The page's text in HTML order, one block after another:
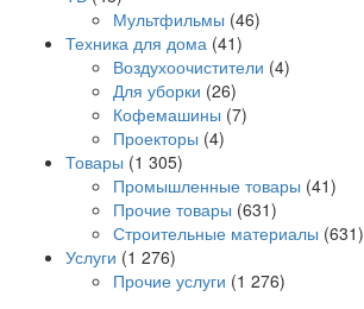
Мультфильмы (46)
Техника для дома (41)
Воздухоочистители (4)
Для уборки (26)
Кофемашины (7)
Проекторы (4)
Товары (1 305)
Промышленные товары (41)
Прочие товары (631)
Строительные материалы (631)
Услуги (1 276)
Прочие услуги (1 276)